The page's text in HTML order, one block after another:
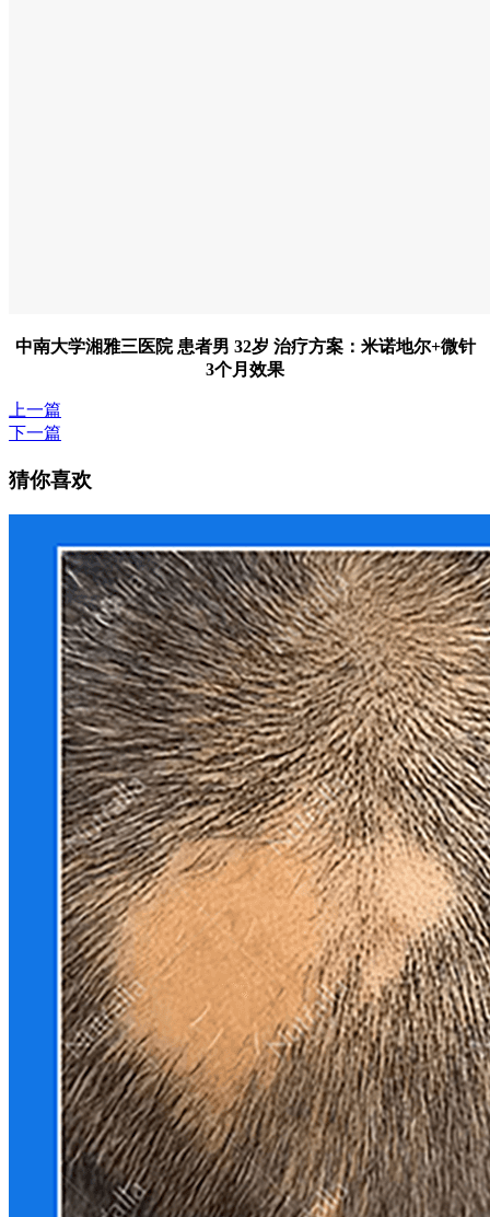
中南大学湘雅三医院 患者男 32岁 治疗方案：米诺地尔+微针
3个月效果
上一篇
下一篇
猜你喜欢